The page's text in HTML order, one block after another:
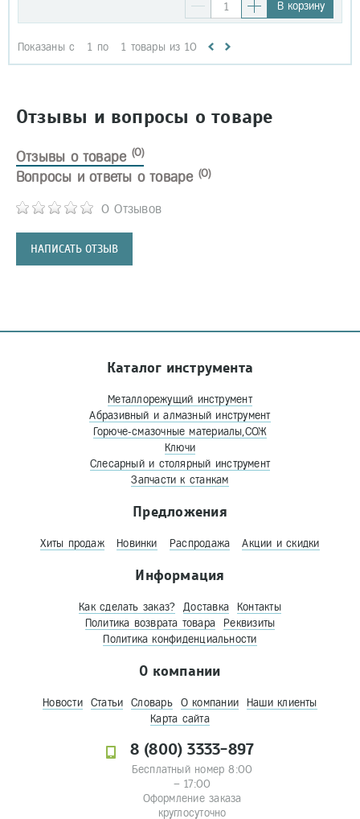
В корзину
Показаны с 1 по 1 товары из 10
Отзывы и вопросы о товаре
Отзывы о товаре (0)
0 Отзывов
НАПИСАТЬ ОТЗЫВ
Вопросы и ответы о товаре (0)
Каталог инструмента
Металлорежущий инструмент
Абразивный и алмазный инструмент
Горюче-смазочные материалы,СОЖ
Ключи
Слесарный и столярный инструмент
Запчасти к станкам
Предложения
Хиты продаж Новинки Распродажа Акции и скидки
Информация
Как сделать заказ? Доставка
Контакты
Политика возврата товара
Реквизиты
Политика конфиденциальности
О компании
Новости Статьи Словарь О компании
Наши клиенты
Карта сайта
8 (800) 3333-897
Бесплатный номер 8:00
– 17:00
Оформление заказа
круглосуточно